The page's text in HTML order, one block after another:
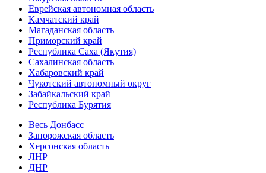
Еврейская автономная область
Камчатский край
Магаданская область
Приморский край
Республика Саха (Якутия)
Сахалинская область
Хабаровский край
Чукотский автономный округ
Забайкальский край
Республика Бурятия
Весь Донбасс
Запорожская область
Херсонская область
ЛНР
ДНР